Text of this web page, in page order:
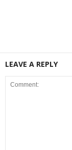
LEAVE A REPLY